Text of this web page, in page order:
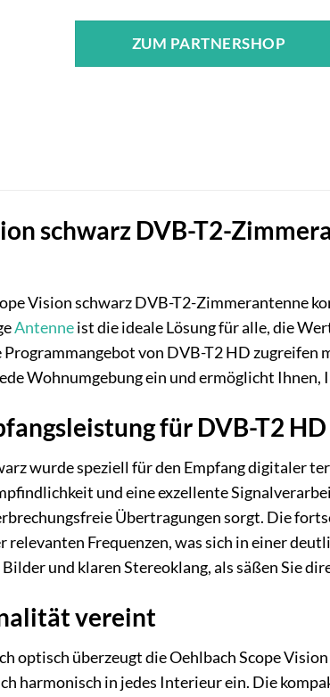
ZUM PARTNERSHOP
schwarz DVB-T2-
Vision schwarz DVB-T2-Zimmerantenne
Antenneist die ideale Lösung für alle, die
von DVB-T2 HD zugreifen
Wohnumgebung ein und ermöglicht
für DVB-T2 HD
wurde speziell für den Empfang digitaler
und eine exzellente
Übertragungen sorgt. Die
relevanten Frequenzen, was sich in einer
und klaren Stereoklang, als säßen Sie
vereint
optisch überzeugt die Oehlbach Scope
harmonisch in jedes Interieur ein. Die